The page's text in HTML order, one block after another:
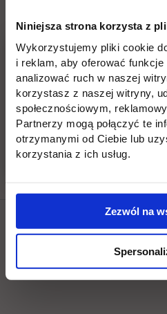
Niniejsza strona korzysta z
Wykorzystujemy pliki cookie
i reklam, aby oferować funkcje
analizować ruch w naszej
korzystasz z naszej witryny,
społecznościowym,
Partnerzy mogą połączyć te
otrzymanymi od Ciebie lub
korzystania z ich usług.
Zezwól na
Agnieszka
tel. (22)
Social &
Zobacz, co u
Filter
All